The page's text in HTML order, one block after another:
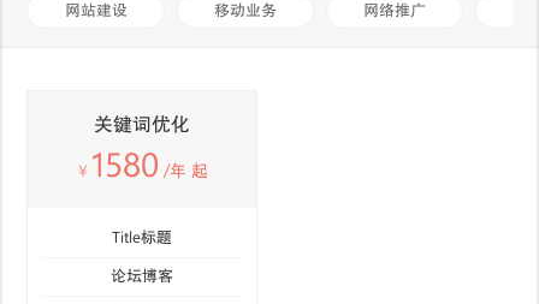
网站建设 移动业务 网络推广
关键词优化
￥ 1580 /年 起
Title标题
论坛博客